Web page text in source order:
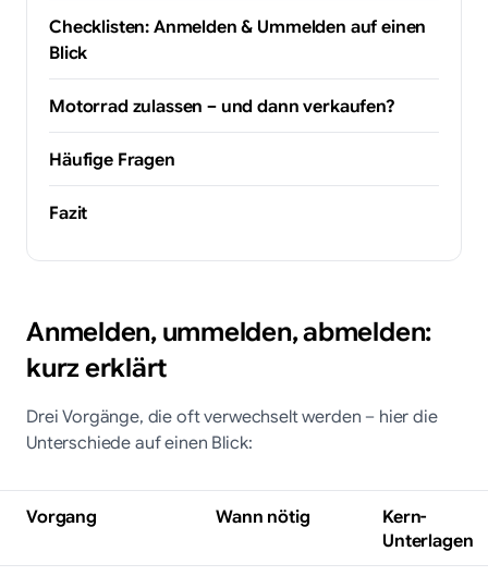
Checklisten: Anmelden & Ummelden auf einen
Blick
Motorrad zulassen – und dann verkaufen?
Häufige Fragen
Fazit
Anmelden, ummelden, abmelden:
kurz erklärt
Drei Vorgänge, die oft verwechselt werden – hier die
Unterschiede auf einen Blick:
Vorgang Wann nötig Kern-
Unterlagen